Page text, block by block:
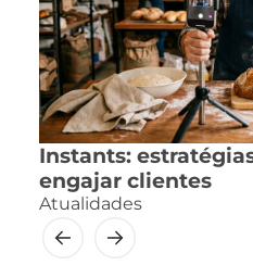
Instants:
engajar clientes
Atualidades